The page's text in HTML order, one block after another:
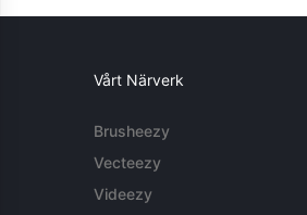
Vårt Närverk
Brusheezy
Vecteezy
Videezy